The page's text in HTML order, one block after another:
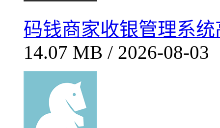
码钱商家收银管理系
14.07 MB / 2026-08-03